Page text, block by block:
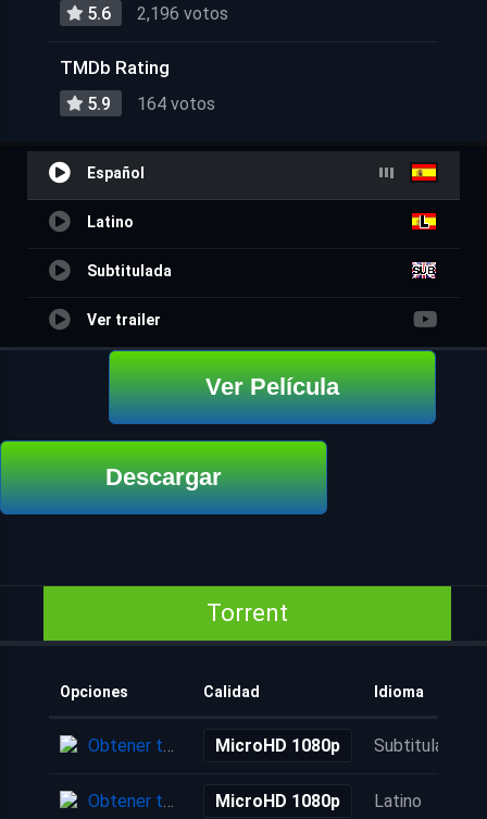
5.6 2,196 votos
TMDb Rating
5.9 164 votos
Español
Latino
Subtitulada
Ver trailer
Ver Película
Descargar
Torrent
Opciones Calidad Idioma
Obtener torrent MicroHD 1080p Subtitulada
Obtener torrent MicroHD 1080p Latino